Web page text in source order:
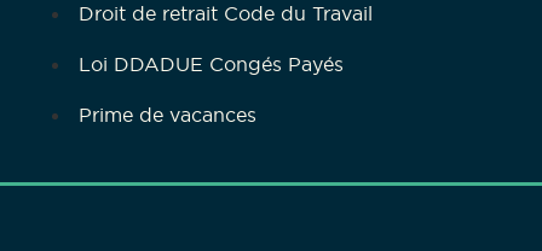
Droit de retrait Code du Travail
Loi DDADUE Congés Payés
Prime de vacances